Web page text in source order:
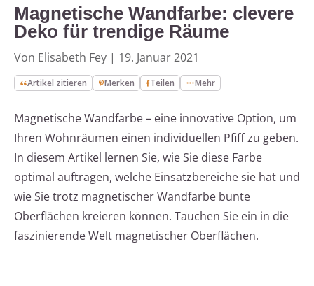
Magnetische Wandfarbe: clevere
Deko für trendige Räume
Von Elisabeth Fey | 19. Januar 2021
Artikel zitieren Merken Teilen Mehr
Magnetische Wandfarbe – eine innovative Option, um
Ihren Wohnräumen einen individuellen Pfiff zu geben.
In diesem Artikel lernen Sie, wie Sie diese Farbe
optimal auftragen, welche Einsatzbereiche sie hat und
wie Sie trotz magnetischer Wandfarbe bunte
Oberflächen kreieren können. Tauchen Sie ein in die
faszinierende Welt magnetischer Oberflächen.